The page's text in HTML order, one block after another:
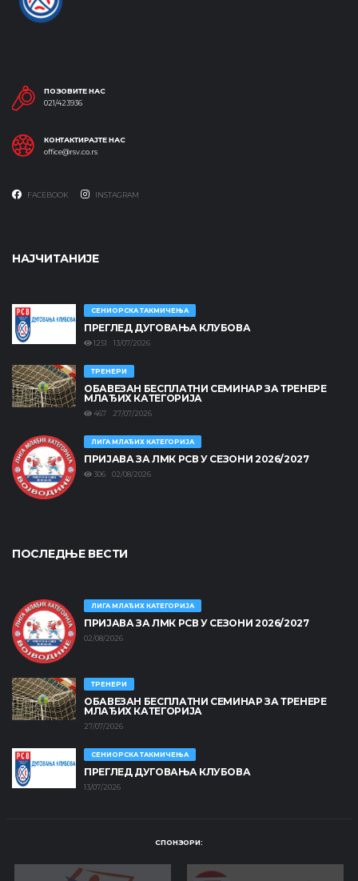
ПОЗОВИТЕ НАС
021/423936
КОНТАКТИРАЈТЕ НАС
office@rsv.co.rs
FACEBOOK INSTAGRAM
НАЈЧИТАНИЈЕ
СЕНИОРСКА ТАКМИЧЕЊА
ПРЕГЛЕД ДУГОВАЊА КЛУБОВА
1251 13/07/2026
ТРЕНЕРИ
ОБАВЕЗАН БЕСПЛАТНИ СЕМИНАР ЗА ТРЕНЕРЕ
МЛАЂИХ КАТЕГОРИЈА
467 27/07/2026
ЛИГА МЛАЂИХ КАТЕГОРИЈА
ПРИЈАВА ЗА ЛМК РСВ У СЕЗОНИ 2026/2027
306 02/08/2026
ПОСЛЕДЊЕ ВЕСТИ
ЛИГА МЛАЂИХ КАТЕГОРИЈА
ПРИЈАВА ЗА ЛМК РСВ У СЕЗОНИ 2026/2027
02/08/2026
ТРЕНЕРИ
ОБАВЕЗАН БЕСПЛАТНИ СЕМИНАР ЗА ТРЕНЕРЕ
МЛАЂИХ КАТЕГОРИЈА
27/07/2026
СЕНИОРСКА ТАКМИЧЕЊА
ПРЕГЛЕД ДУГОВАЊА КЛУБОВА
13/07/2026
СПОНЗОРИ: